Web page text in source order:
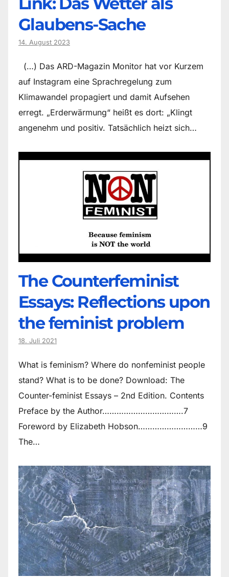
Glaubens-Sache
14. August 2023
(…) Das ARD-Magazin Monitor hat vor Kurzem
auf Instagram eine Sprachregelung zum
Klimawandel propagiert und damit Aufsehen
erregt. „Erderwärmung“ heißt es dort: „Klingt
angenehm und positiv. Tatsächlich heizt sich…
The Counter­feminist
Essays: Reflections upon
the feminist problem
18. Juli 2021
What is feminism? Where do non­feminist people
stand? What is to be done? Download: The
Counter-feminist Essays – 2nd Edition. Contents
Preface by the Author…………………………….7
Foreword by Elizabeth Hobson………………………9
The…